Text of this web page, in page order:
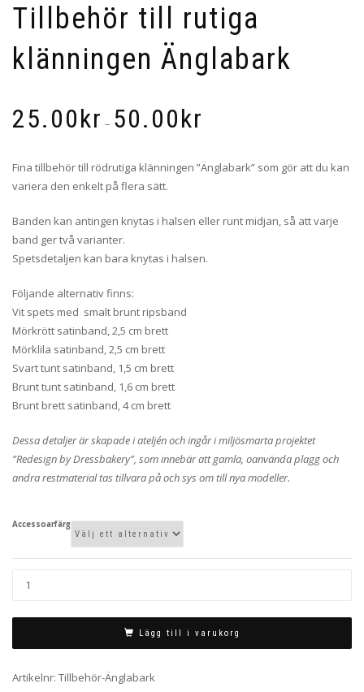
Tillbehör till rutiga
klänningen Änglabark
25.00kr – 50.00kr
50.00kr
Fina tillbehör till rödrutiga klänningen ”Änglabark” som gör att du kan
variera den enkelt på flera sätt.
Banden kan antingen knytas i halsen eller runt midjan, så att varje
band ger två varianter.
Spetsdetaljen kan bara knytas i halsen.
Följande alternativ finns:
Vit spets med smalt brunt ripsband
Mörkrött satinband, 2,5 cm brett
Mörklila satinband, 2,5 cm brett
Svart tunt satinband, 1,5 cm brett
Brunt tunt satinband, 1,6 cm brett
Brunt brett satinband, 4 cm brett
Dessa detaljer är skapade i ateljén och ingår i miljösmarta projektet
”Redesign by Dressbakery”, som innebär att gamla, oanvända plagg och
andra restmaterial tas tillvara på och sys om till nya modeller.
Accessoarfärg
Lägg till i varukorg
Artikelnr: Tillbehör-Änglabark